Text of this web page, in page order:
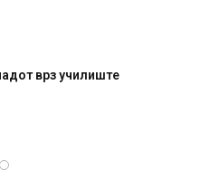
врз училиште